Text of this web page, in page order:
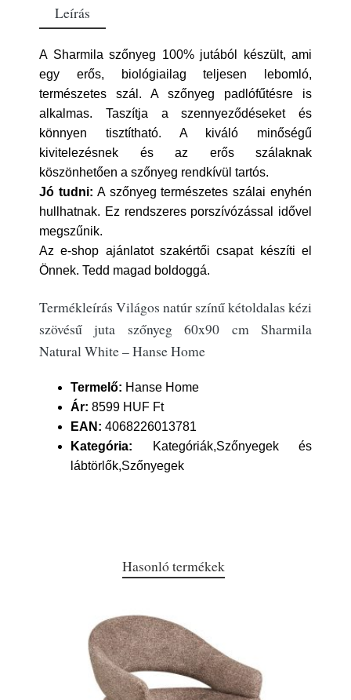
Leírás
A Sharmila szőnyeg 100% jutából készült, ami
egy erős, biológiailag teljesen lebomló,
természetes szál. A szőnyeg padlófűtésre is
alkalmas. Taszítja a szennyeződéseket és
könnyen tisztítható. A kiváló minőségű
kivitelezésnek és az erős szálaknak
köszönhetően a szőnyeg rendkívül tartós.
Jó tudni: A szőnyeg természetes szálai enyhén
hullhatnak. Ez rendszeres porszívózással idővel
megszűnik.
Az e-shop ajánlatot szakértői csapat készíti el
Önnek. Tedd magad boldoggá.
Termékleírás Világos natúr színű kétoldalas kézi
szövésű juta szőnyeg 60x90 cm Sharmila
Natural White – Hanse Home
Termelő: Hanse Home
Ár: 8599 HUF Ft
EAN: 4068226013781
Kategória: Kategóriák,Szőnyegek és
lábtörlők,Szőnyegek
Hasonló termékek